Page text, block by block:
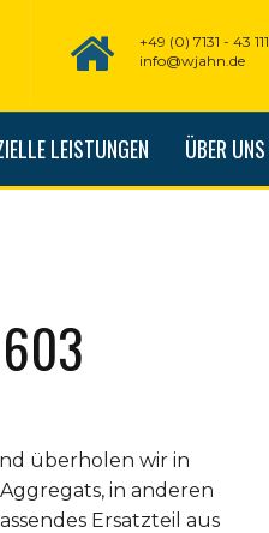
+49 (0) 7131 - 43 111
info@wjahn.de
LEISTUNGEN ÜBER UNS
überholen wir in
in anderen
Ersatzteil aus